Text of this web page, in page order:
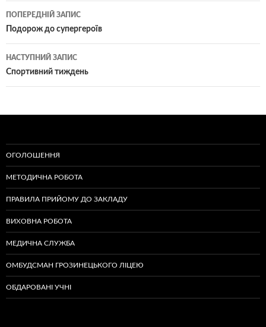
Навігація
по
записам
ПОПЕРЕДНІЙ ЗАПИС
Подорож до супергероїв
НАСТУПНИЙ ЗАПИС
Спортивний тиждень
ОГОЛОШЕННЯ
МЕТОДИЧНА РОБОТА
ПРАВИЛА ПРИЙОМУ ДО ЗАКЛАДУ
ВИХОВНА РОБОТА
МЕДИЧНА СЛУЖБА
ОМБУДСМАН ГРОЗИНЕЦЬКОГО ЛІЦЕЮ
ОБДАРОВАНІ УЧНІ